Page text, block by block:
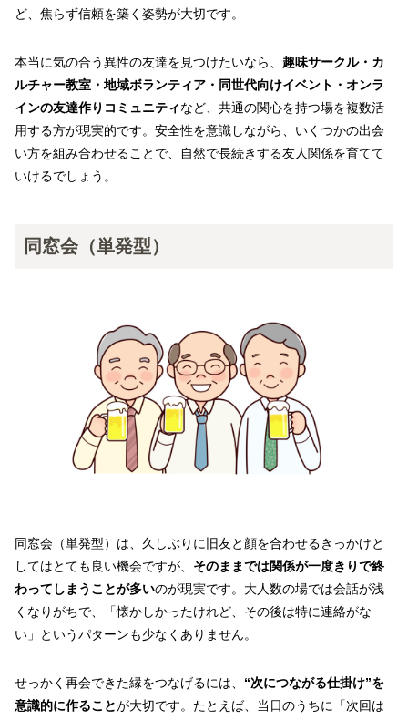
ど、焦らず信頼を築く姿勢が大切です。
本当に気の合う異性の友達を見つけたいなら、 趣味サークル・カ
ルチャー教室・地域ボランティア・同世代向けイベント・オンラ
インの友達作りコミュニティなど、共通の関心を持つ場を複数活
用する方が現実的です。安全性を意識しながら、いくつかの出会
い方を組み合わせることで、自然で長続きする友人関係を育てて
いけるでしょう。
同窓会（単発型）
同窓会（単発型）は、久しぶりに旧友と顔を合わせるきっかけと
してはとても良い機会ですが、 そのままでは関係が一度きりで終
わってしまうことが多いのが現実です。大人数の場では会話が浅
くなりがちで、「懐かしかったけれど、その後は特に連絡がな
い」というパターンも少なくありません。
せっかく再会できた縁をつなげるには、 “次につながる仕掛け”を
意識的に作ることが大切です。たとえば、当日のうちに「次回は